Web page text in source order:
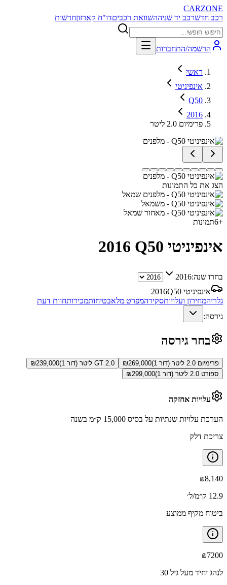
CARZONE
רכב חדשרכב יד שניההשוואת רכביםדו"ח קארזוןחדשות
הרשמה/התחברות
ראשי
אינפיניטי
Q50
2016
פרימיום 2.0 ליטר
הצג את כל התמונות
+
6תמונות
אינפיניטי Q50 2016
בחרו שנה:2016
אינפיניטי Q50
2016
גלריהמחירון ועלויותסקירהמפרט מלאבטיחותמכירותחוות דעת
גירסה:
בחר גירסה
פרימיום 2.0 ליטר (דור 1) ₪269,000 GT 2.0 ליטר (דור 1) ₪239,000
ספורט 2.0 ליטר (דור 1)
₪299,000
עלויות אחזקה
הערכת עלויות שנתיות על בסיס 15,000 ק״מ בשנה
צריכת דלק
₪8,140
12.9 ק״מ/ל׳
ביטוח מקיף ממוצע
₪7200
לנהג יחיד מעל גיל 30